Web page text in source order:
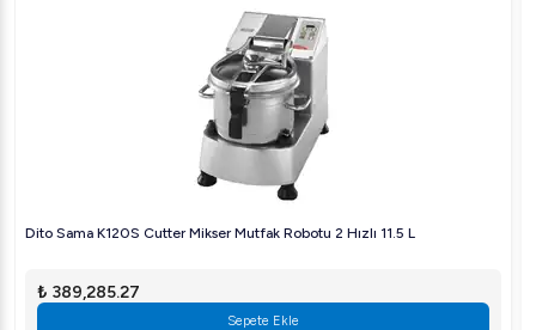
Dito Sama K120S Cutter Mikser Mutfak Robotu 2 Hızlı 11.5 L
₺ 389,285.27
Sepete Ekle